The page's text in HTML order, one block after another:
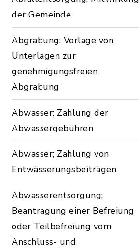
der Gemeinde
Abgrabung; Vorlage von
Unterlagen zur
genehmigungsfreien
Abgrabung
Abwasser; Zahlung der
Abwassergebühren
Abwasser; Zahlung von
Entwässerungsbeiträgen
Abwasserentsorgung;
Beantragung einer Befreiung
oder Teilbefreiung vom
Anschluss- und